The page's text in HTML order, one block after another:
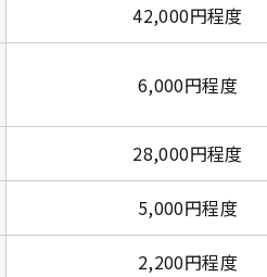
42,000円程度
6,000円程度
28,000円程度
5,000円程度
2,200円程度